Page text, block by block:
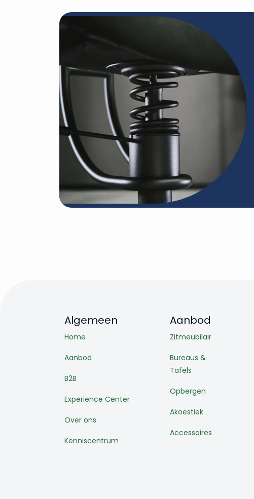
Algemeen
Home
Aanbod
B2B
Experience Center
Over ons
Kenniscentrum
Aanbod
Zitmeubilair
Bureaus &
Tafels
Opbergen
Akoestiek
Accessoires